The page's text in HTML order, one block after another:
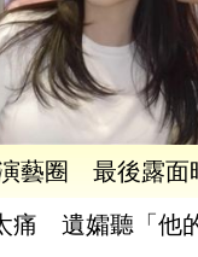
藝圈 最後露面
痛 遺孀聽「他